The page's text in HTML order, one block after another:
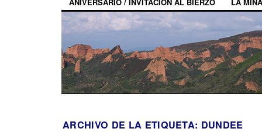
ARCHIVO DE LA ETIQUETA: DUNDEE